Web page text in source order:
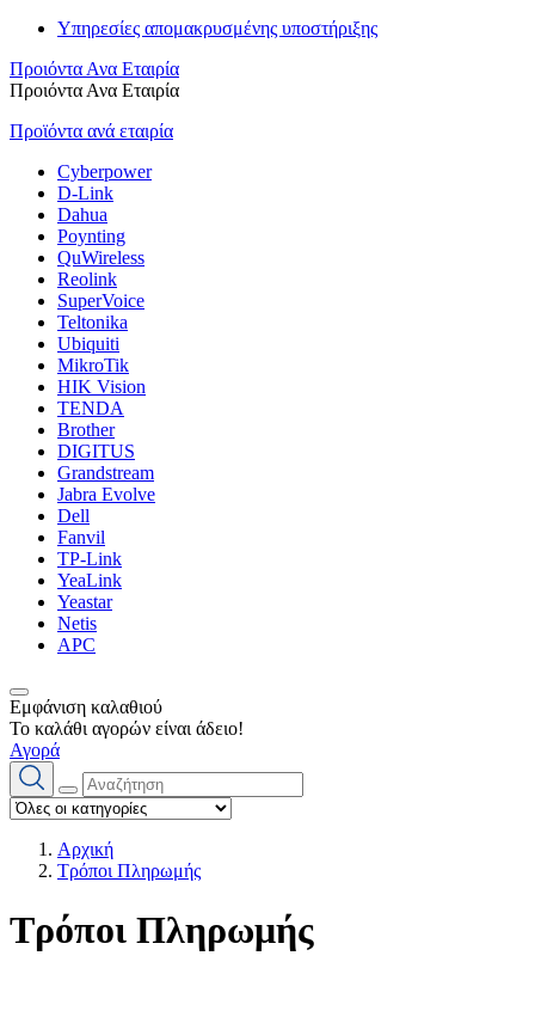
Υπηρεσίες απομακρυσμένης υποστήριξης
Προιόντα Ανα Εταιρία
Προιόντα Ανα Εταιρία
Προϊόντα ανά εταιρία
Cyberpower
D-Link
Dahua
Poynting
QuWireless
Reolink
SuperVoice
Teltonika
Ubiquiti
MikroTik
HIK Vision
TENDA
Brother
DIGITUS
Grandstream
Jabra Evolve
Dell
Fanvil
TP-Link
YeaLink
Yeastar
Netis
APC
Εμφάνιση καλαθιού
Το καλάθι αγορών είναι άδειο!
Αγορά
Αρχική
Τρόποι Πληρωμής
Τρόποι Πληρωμής